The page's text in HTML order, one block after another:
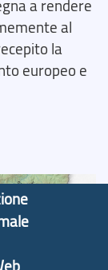
a rendere
al
la
europeo e
locale